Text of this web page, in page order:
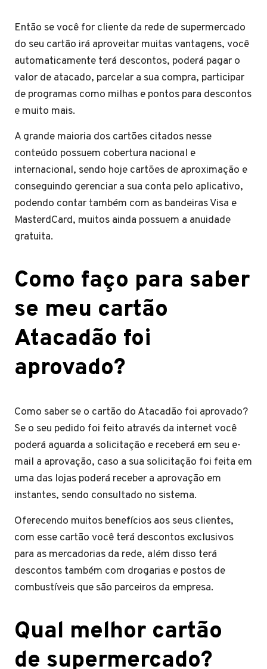
Então se você for cliente da rede de supermercado
do seu cartão irá aproveitar muitas vantagens, você
automaticamente terá descontos, poderá pagar o
valor de atacado, parcelar a sua compra, participar
de programas como milhas e pontos para descontos
e muito mais.
A grande maioria dos cartões citados nesse
conteúdo possuem cobertura nacional e
internacional, sendo hoje cartões de aproximação e
conseguindo gerenciar a sua conta pelo aplicativo,
podendo contar também com as bandeiras Visa e
MasterdCard, muitos ainda possuem a anuidade
gratuita.
Como faço para saber
se meu cartão
Atacadão foi
aprovado?
Como saber se o cartão do Atacadão foi aprovado?
Se o seu pedido foi feito através da internet você
poderá aguarda a solicitação e receberá em seu e-
mail a aprovação, caso a sua solicitação foi feita em
uma das lojas poderá receber a aprovação em
instantes, sendo consultado no sistema.
Oferecendo muitos benefícios aos seus clientes,
com esse cartão você terá descontos exclusivos
para as mercadorias da rede, além disso terá
descontos também com drogarias e postos de
combustíveis que são parceiros da empresa.
Qual melhor cartão
de supermercado?